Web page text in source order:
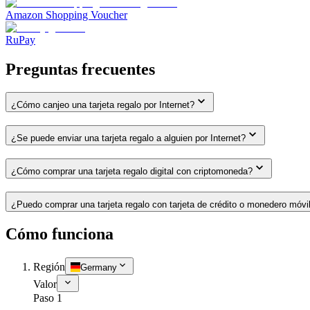
Amazon Shopping Voucher
RuPay
Preguntas frecuentes
¿Cómo canjeo una tarjeta regalo por Internet?
¿Se puede enviar una tarjeta regalo a alguien por Internet?
¿Cómo comprar una tarjeta regalo digital con criptomoneda?
¿Puedo comprar una tarjeta regalo con tarjeta de crédito o monedero
Cómo funciona
Región Germany
Valor
Paso 1